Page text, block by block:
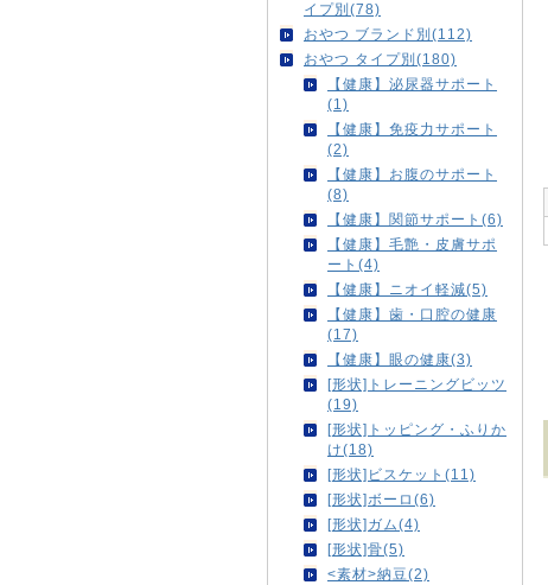
イプ別(78)
おやつ ブランド別(112)
おやつ タイプ別(180)
【健康】泌尿器サポート
(1)
【健康】免疫力サポート
(2)
【健康】お腹のサポート
(8)
【健康】関節サポート(6)
【健康】毛艶・皮膚サポ
ート(4)
【健康】ニオイ軽減(5)
【健康】歯・口腔の健康
(17)
【健康】眼の健康(3)
[形状]トレーニングビッツ
(19)
[形状]トッピング・ふりか
け(18)
[形状]ビスケット(11)
[形状]ボーロ(6)
[形状]ガム(4)
[形状]骨(5)
<素材>納豆(2)